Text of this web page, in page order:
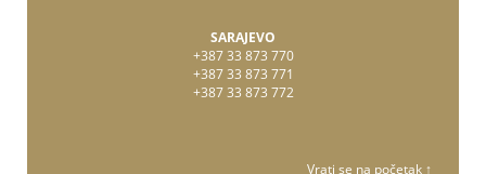
SARAJEVO
+387 33 873 770
+387 33 873 771
+387 33 873 772
Vrati se na početak ↑